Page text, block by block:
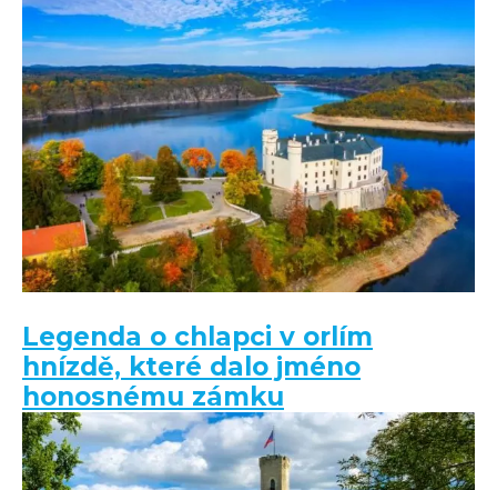
Legenda o chlapci v orlím
hnízdě, které dalo jméno
honosnému zámku